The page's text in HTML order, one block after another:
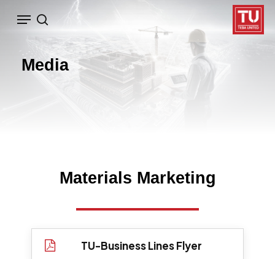
Skip
search
Menu
Media
Marketing
Materials
TU-Business Lines Flyer